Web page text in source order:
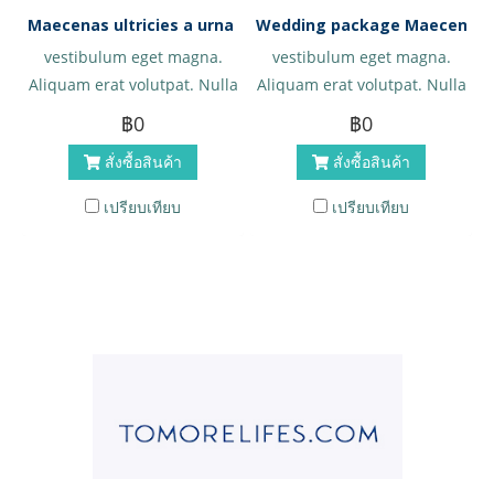
Maecenas ultricies a urna a iaculis
vestibulum eget magna.
Aliquam erat volutpat. Nulla
augue eros, tempor ut
massa sed, porta blandit
ante. Sed in nibh lectus.
Morbi hendrerit sapien vel
฿0
สั่งซื้อสินค้า
เปรียบเทียบ
Wedding package Maecenas
vestibulum eget magna.
Aliquam erat volutpat. Nulla
augue eros, tempor ut
massa sed, porta blandit
ante. Sed in nibh lectus.
Morbi hendrerit sapien vel
฿0
สั่งซื้อสินค้า
เปรียบเทียบ